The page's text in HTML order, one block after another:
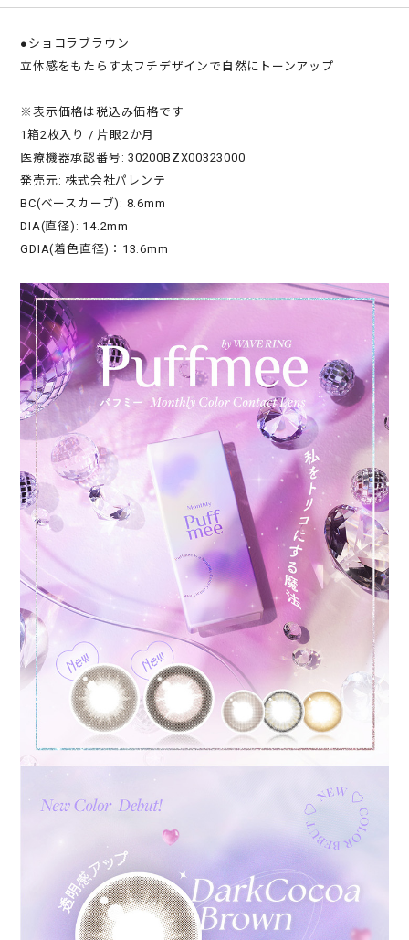
●ショコラブラウン
立体感をもたらす太フチデザインで自然にトーンアップ
※表示価格は税込み価格です
1箱2枚入り / 片眼2か月
医療機器承認番号: 30200BZX00323000
発売元: 株式会社パレンテ
BC(ベースカーブ): 8.6mm
DIA(直径): 14.2mm
GDIA(着色直径)：13.6mm